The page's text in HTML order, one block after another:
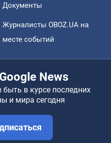
Документы
Журналисты OBOZ.UA на
месте событий
News
в курсе последних
и мира сегодня